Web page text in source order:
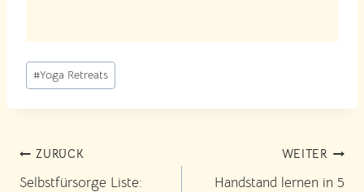
Schlagworte:
#Yoga Retreats
Beitragsnavigation
ZURÜCK
Selbstfürsorge Liste:
WEITER
Handstand lernen in 5